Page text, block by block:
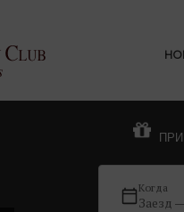
Когда
Заезд